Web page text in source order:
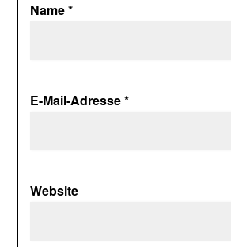
Name*
E-Mail-Adresse*
Website